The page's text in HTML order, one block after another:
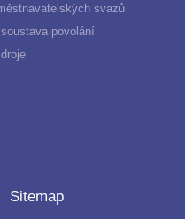
svazů
povolání
Sitemap